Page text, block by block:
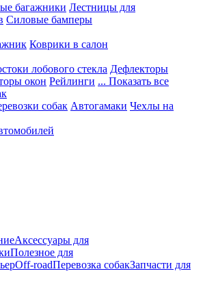
багажники Лестницы для
Силовые бамперы
Коврики в салон
лобового стекла Дефлекторы
окон Рейлинги ... Показать все
собак Автогамаки Чехлы на
Аксессуары для
Полезное для
Off-roadПеревозка собакЗапчасти для